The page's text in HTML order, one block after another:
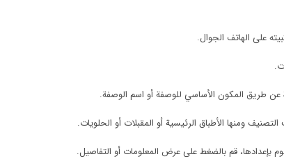
على الهاتف الجوال.
طريق المكون الأساسي للوصفة أو اسم الوصفة.
ومنها الأطباق الرئيسية أو المقبلات أو الحلويات.
قم بالضغط على عرض المعلومات أو التفاصيل.